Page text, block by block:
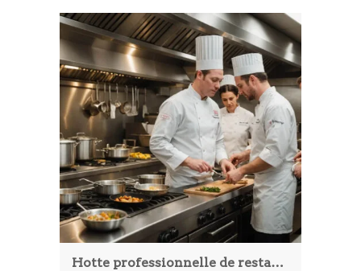
Hotte professionnelle de restaurant : solutions innovantes par Ventil.fr